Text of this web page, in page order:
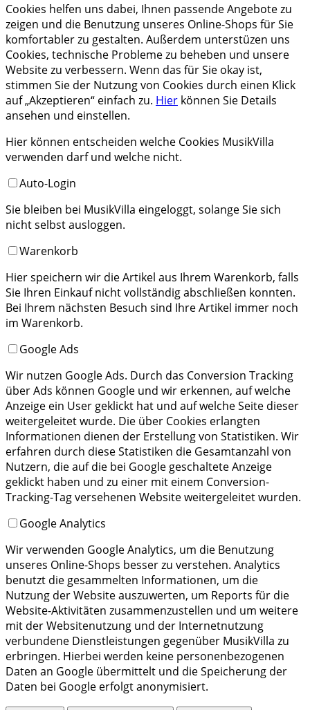
Cookies helfen uns dabei, Ihnen passende Angebote zu
zeigen und die Benutzung unseres Online-Shops für Sie
komfortabler zu gestalten. Außerdem unterstüzen uns
Cookies, technische Probleme zu beheben und unsere
Website zu verbessern. Wenn das für Sie okay ist,
stimmen Sie der Nutzung von Cookies durch einen Klick
auf „Akzeptieren“ einfach zu. Hier können Sie Details
ansehen und einstellen.
Hier können entscheiden welche Cookies MusikVilla
verwenden darf und welche nicht.
Auto-Login
Sie bleiben bei MusikVilla eingeloggt, solange Sie sich
nicht selbst ausloggen.
Warenkorb
Hier speichern wir die Artikel aus Ihrem Warenkorb, falls
Sie Ihren Einkauf nicht vollständig abschließen konnten.
Bei Ihrem nächsten Besuch sind Ihre Artikel immer noch
im Warenkorb.
Google Ads
Wir nutzen Google Ads. Durch das Conversion Tracking
über Ads können Google und wir erkennen, auf welche
Anzeige ein User geklickt hat und auf welche Seite dieser
weitergeleitet wurde. Die über Cookies erlangten
Informationen dienen der Erstellung von Statistiken. Wir
erfahren durch diese Statistiken die Gesamtanzahl von
Nutzern, die auf die bei Google geschaltete Anzeige
geklickt haben und zu einer mit einem Conversion-
Tracking-Tag versehenen Website weitergeleitet wurden.
Google Analytics
Wir verwenden Google Analytics, um die Benutzung
unseres Online-Shops besser zu verstehen. Analytics
benutzt die gesammelten Informationen, um die
Nutzung der Website auszuwerten, um Reports für die
Website-Aktivitäten zusammenzustellen und um weitere
mit der Websitenutzung und der Internetnutzung
verbundene Dienstleistungen gegenüber MusikVilla zu
erbringen. Hierbei werden keine personenbezogenen
Daten an Google übermittelt und die Speicherung der
Daten bei Google erfolgt anonymisiert.